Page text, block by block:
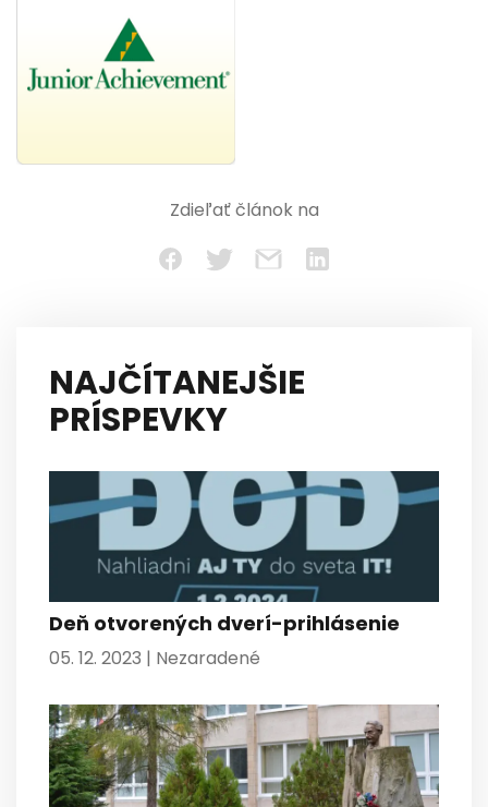
Zdieľať článok na
NAJČÍTANEJŠIE
PRÍSPEVKY
Deň otvorených dverí-prihlásenie
05. 12. 2023 | Nezaradené